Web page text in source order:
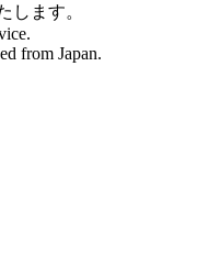
します。
from Japan.